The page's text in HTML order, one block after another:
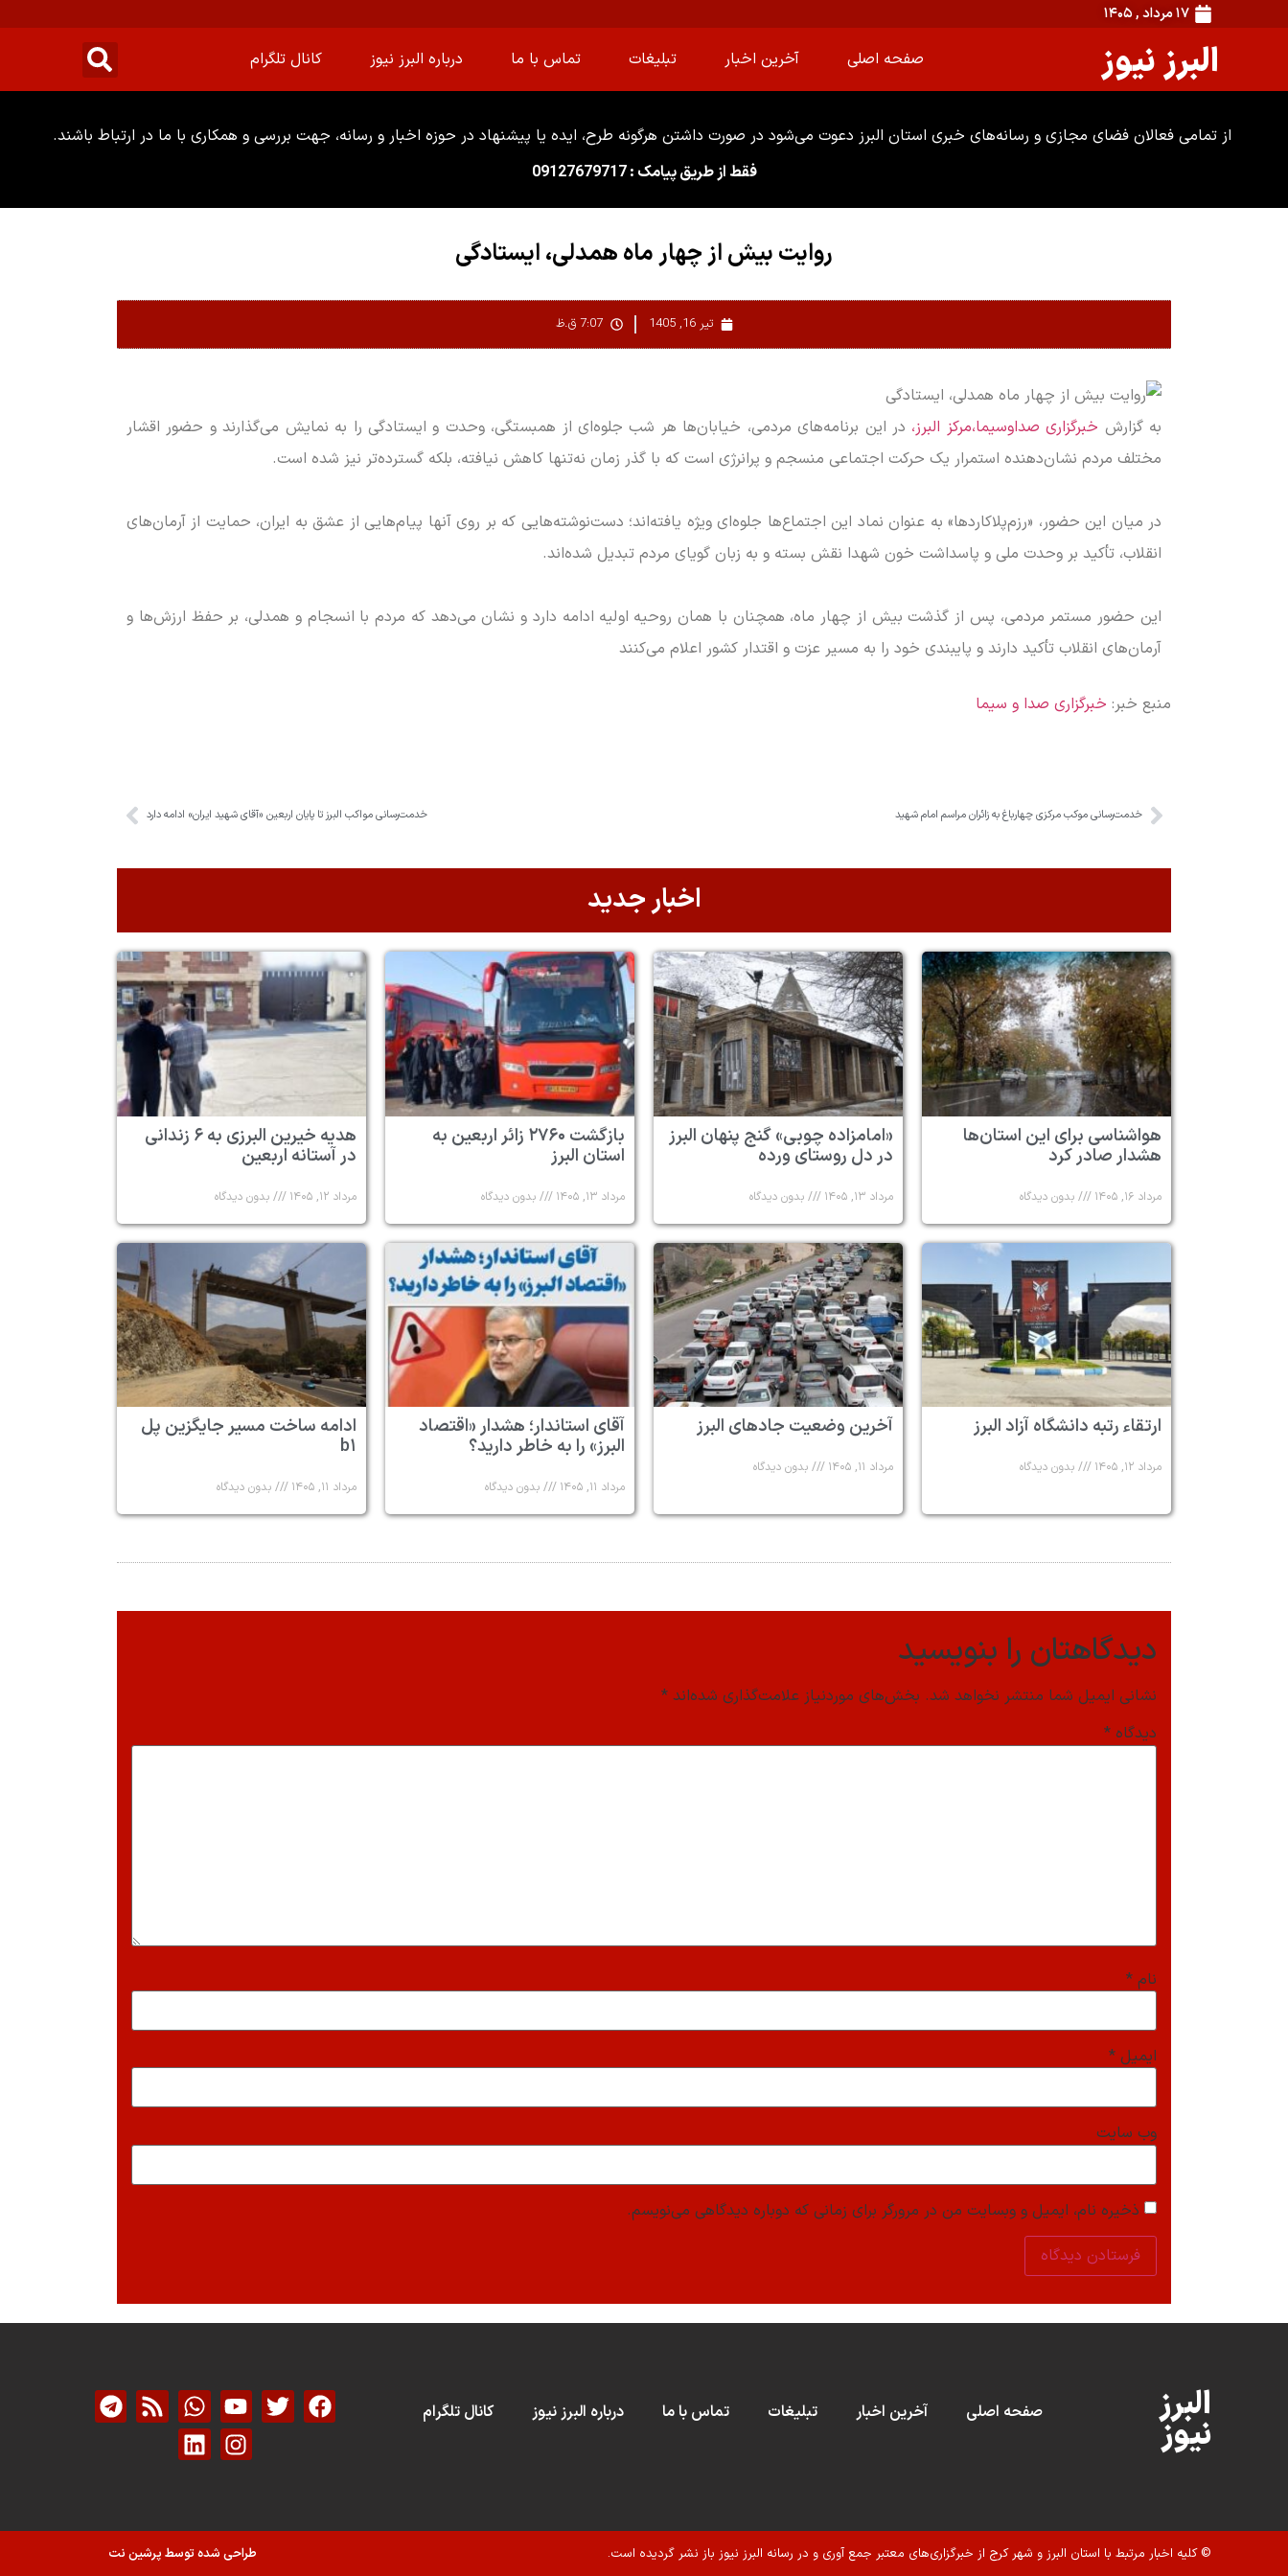
۱۷ مرداد , ۱۴۰۵
البرز نیوز صفحه اصلی آخرین اخبار تبلیغات تماس با ما درباره البرز نیوز کانال تلگرام
از تمامی فعالان فضای مجازی و رسانه‌های خبری استان البرز دعوت می‌شود در صورت داشتن هرگونه طرح، ایده یا پیشنهاد در حوزه اخبار و رسانه، جهت بررسی و همکاری با ما در ارتباط باشند.
فقط از طریق پیامک : 09127679717
روایت بیش از چهار ماه همدلی، ایستادگی
تیر 16, 1405 7:07 ق.ظ
به گزارش خبرگزاری صداوسیما،مرکز البرز، در این برنامه‌های مردمی، خیابان‌ها هر شب جلوه‌ای از همبستگی، وحدت و ایستادگی را به نمایش می‌گذارند و حضور اقشار
مختلف مردم نشان‌دهنده استمرار یک حرکت اجتماعی منسجم و پرانرژی است که با گذر زمان نه‌تنها کاهش نیافته، بلکه گسترده‌تر نیز شده است.
در میان این حضور، «رزم‌پلاکاردها» به عنوان نماد این اجتماع‌ها جلوه‌ای ویژه یافته‌اند؛ دست‌نوشته‌هایی که بر روی آنها پیام‌هایی از عشق به ایران، حمایت از آرمان‌های
انقلاب، تأکید بر وحدت ملی و پاسداشت خون شهدا نقش بسته و به زبان گویای مردم تبدیل شده‌اند.
این حضور مستمر مردمی، پس از گذشت بیش از چهار ماه، همچنان با همان روحیه اولیه ادامه دارد و نشان می‌دهد که مردم با انسجام و همدلی، بر حفظ ارزش‌ها و
آرمان‌های انقلاب تأکید دارند و پایبندی خود را به مسیر عزت و اقتدار کشور اعلام می‌کنند
منبع خبر: خبرگزاری صدا و سیما
خدمت‌رسانی موکب مرکزی چهارباغ به زائران مراسم امام شهید خدمت‌رسانی مواکب البرز تا پایان اربعین «آقای شهید ایران» ادامه دارد
اخبار جدید
هواشناسی برای این استان‌ها
هشدار صادر کرد
مرداد ۱۶, ۱۴۰۵ بدون دیدگاه
«امامزاده چوبی» گنج پنهان البرز
در دل روستای ورده
مرداد ۱۳, ۱۴۰۵ بدون دیدگاه
بازگشت ۲۷۶۰ زائر اربعین به
استان البرز
مرداد ۱۳, ۱۴۰۵ بدون دیدگاه
هدیه خیرین البرزی به ۶ زندانی
در آستانه اربعین
مرداد ۱۲, ۱۴۰۵ بدون دیدگاه
ارتقاء رتبه دانشگاه آزاد البرز
مرداد ۱۲, ۱۴۰۵ بدون دیدگاه
آخرین وضعیت جادهای البرز
مرداد ۱۱, ۱۴۰۵ بدون دیدگاه
آقای استاندار؛ هشدار «اقتصاد
البرز» را به خاطر دارید؟
مرداد ۱۱, ۱۴۰۵ بدون دیدگاه
ادامه ساخت مسیر جایگزین پل
b۱
مرداد ۱۱, ۱۴۰۵ بدون دیدگاه
دیدگاهتان را بنویسید
نشانی ایمیل شما منتشر نخواهد شد. بخش‌های موردنیاز علامت‌گذاری شده‌اند *
دیدگاه *
نام *
ایمیل *
وب‌ سایت
ذخیره نام، ایمیل و وبسایت من در مرورگر برای زمانی که دوباره دیدگاهی می‌نویسم.
البرز
نیوز
صفحه اصلی آخرین اخبار تبلیغات تماس با ما درباره البرز نیوز کانال تلگرام
© کلیه اخبار مرتبط با استان البرز و شهر کرج از خبرگزاری‌های معتبر جمع آوری و در رسانه البرز نیوز باز نشر گردیده است. طراحی شده توسط پرشین نت